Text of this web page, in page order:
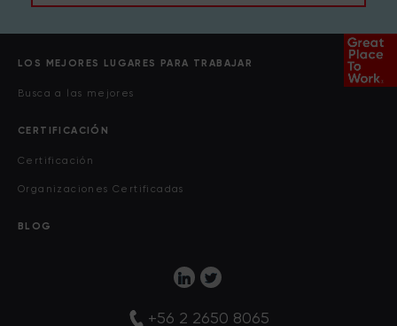
LOS MEJORES LUGARES PARA TRABAJAR
Busca a las mejores
CERTIFICACIÓN
Certificación
Organizaciones Certificadas
BLOG
+56 2 2650 8065